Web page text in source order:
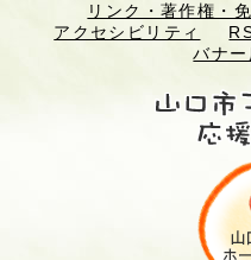
リンク・著作権・
アクセシビリティ
バナ